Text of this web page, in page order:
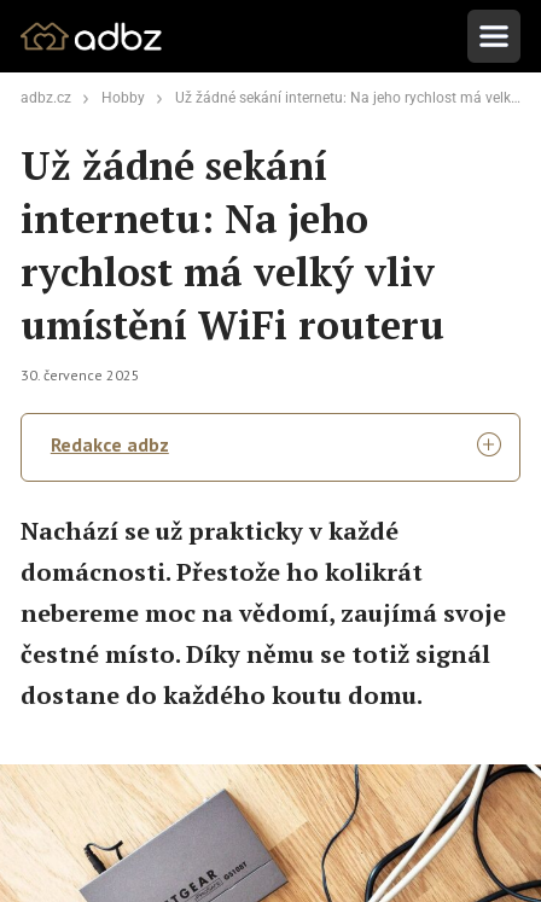
adbz.cz Hobby Už žádné sekání internetu: Na jeho rychlost má velký vliv umístění WiFi routeru
Už žádné sekání
internetu: Na jeho
rychlost má velký vliv
umístění WiFi routeru
30. července 2025
Redakce adbz
Nachází se už prakticky v každé
domácnosti. Přestože ho kolikrát
nebereme moc na vědomí, zaujímá svoje
čestné místo. Díky němu se totiž signál
dostane do každého koutu domu.